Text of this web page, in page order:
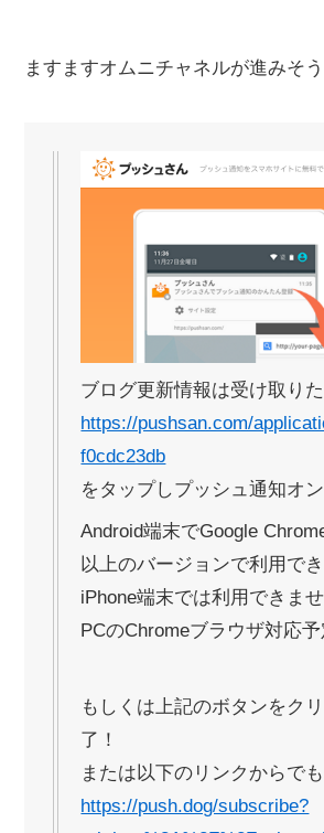
ますますオムニチャネルが進みそう
ブログ更新情報は受け取り
https://pushsan.com/
f0cdc23db
をタップしプッシュ通知オン
Android端末でGoogle
以上のバージョンで利用でき
iPhone端末では利用できませ
PCのChromeブラウザ対応予
もしくは上記のボタンをク
了！
または以下のリンクからで
https://push.dog/subscribe?